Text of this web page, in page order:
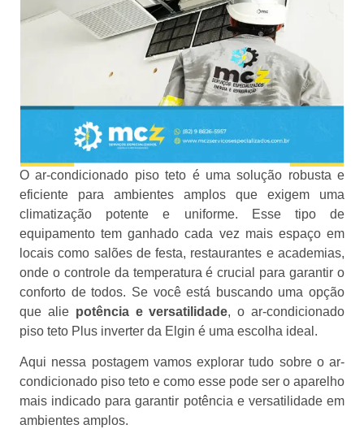
O ar-condicionado piso teto é uma solução robusta e
eficiente para ambientes amplos que exigem uma
climatização potente e uniforme. Esse tipo de
equipamento tem ganhado cada vez mais espaço em
locais como salões de festa, restaurantes e academias,
onde o controle da temperatura é crucial para garantir o
conforto de todos. Se você está buscando uma opção
que alie potência e versatilidade, o ar-condicionado
piso teto Plus inverter da Elgin é uma escolha ideal.
Aqui nessa postagem vamos explorar tudo sobre o ar-
condicionado piso teto e como esse pode ser o aparelho
mais indicado para garantir potência e versatilidade em
ambientes amplos.